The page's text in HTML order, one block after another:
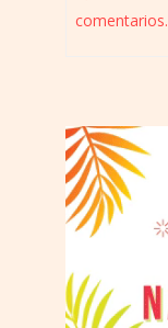
comentarios.